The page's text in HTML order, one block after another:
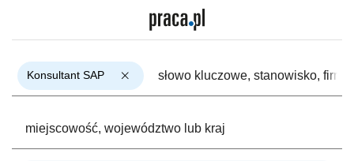
Konsultant SAP